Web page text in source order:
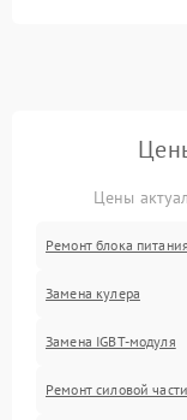
Цены
Ремонт блока питания
Замена кулера
Замена IGBT-модуля
Ремонт силовой части